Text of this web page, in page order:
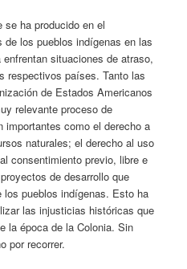
se ha producido en el
de los pueblos indígenas en las
situaciones de atraso,
respectivos países. Tanto las
de Estados Americanos
relevante proceso de
importantes como el derecho a
naturales; el derecho al uso
consentimiento previo, libre e
de desarrollo que
pueblos indígenas. Esto ha
las injusticias históricas que
la época de la Colonia. Sin
por recorrer.